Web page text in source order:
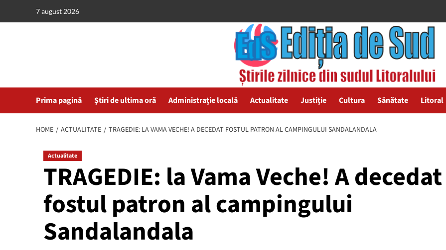
7 august 2026
Prima pagină Știri de ultima oră Administrație locală Actualitate Justiție Cultura Sănătate Litoral
HOME ACTUALITATE TRAGEDIE: LA VAMA VECHE! A DECEDAT FOSTUL PATRON AL CAMPINGULUI SANDALANDALA
Actualitate
TRAGEDIE: la Vama Veche! A decedat
fostul patron al campingului
Sandalandala